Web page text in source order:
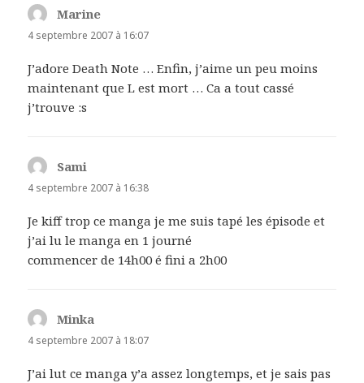
Marine
4 septembre 2007 à 16:07
J’adore Death Note … Enfin, j’aime un peu moins
maintenant que L est mort … Ca a tout cassé
j’trouve :s
Sami
4 septembre 2007 à 16:38
Je kiff trop ce manga je me suis tapé les épisode et
j’ai lu le manga en 1 journé
commencer de 14h00 é fini a 2h00
Minka
4 septembre 2007 à 18:07
J’ai lut ce manga y’a assez longtemps, et je sais pas